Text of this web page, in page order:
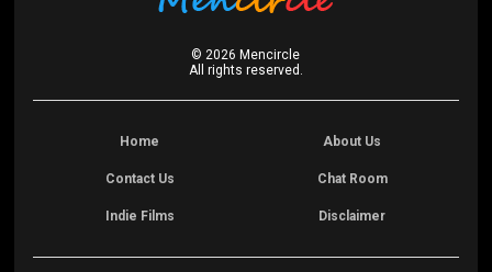
©2026 Mencircle
All rights reserved.
Home About Us
Contact Us Chat Room
Indie Films Disclaimer